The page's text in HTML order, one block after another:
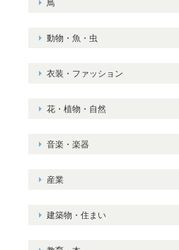
鳥
動物・魚・虫
衣装・ファッション
花・植物・自然
音楽・楽器
産業
建築物・住まい